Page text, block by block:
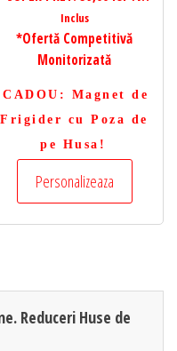
Inclus
*Ofertă Competitivă
Monitorizată
CADOU : Magnet de
Frigider cu Poza de
pe Husa!
Personalizeaza
Reduceri Huse de